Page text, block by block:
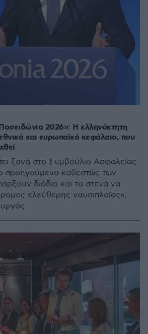
2026»: Η ελληνόκτητη
και ευρωπαϊκό κεφάλαιο, που
ξανά στο Συμβούλιο Ασφαλείας
προηγούμενο καθεστώς των
διόδια και τα στενά να
ελεύθερης ναυσιπλοΐας»,